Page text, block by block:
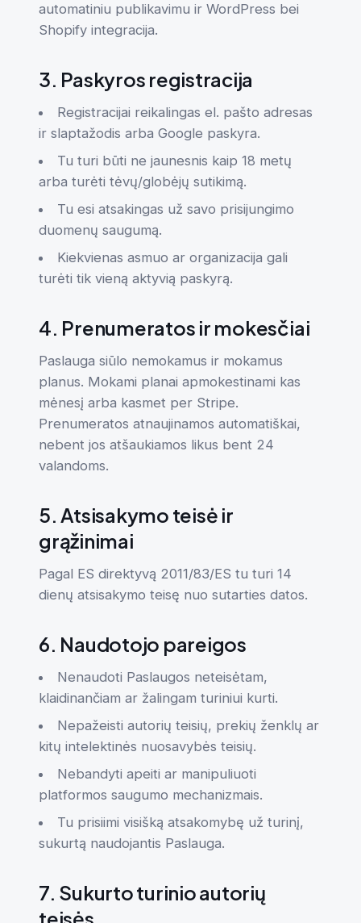
automatiniu publikavimu ir WordPress bei
Shopify integracija.
3. Paskyros registracija
Registracijai reikalingas el. pašto adresas
ir slaptažodis arba Google paskyra.
Tu turi būti ne jaunesnis kaip 18 metų
arba turėti tėvų/globėjų sutikimą.
Tu esi atsakingas už savo prisijungimo
duomenų saugumą.
Kiekvienas asmuo ar organizacija gali
turėti tik vieną aktyvią paskyrą.
4. Prenumeratos ir mokesčiai
Paslauga siūlo nemokamus ir mokamus
planus. Mokami planai apmokestinami kas
mėnesį arba kasmet per Stripe.
Prenumeratos atnaujinamos automatiškai,
nebent jos atšaukiamos likus bent 24
valandoms.
5. Atsisakymo teisė ir
grąžinimai
Pagal ES direktyvą 2011/83/ES tu turi 14
dienų atsisakymo teisę nuo sutarties datos.
6. Naudotojo pareigos
Nenaudoti Paslaugos neteisėtam,
klaidinančiam ar žalingam turiniui kurti.
Nepažeisti autorių teisių, prekių ženklų ar
kitų intelektinės nuosavybės teisių.
Nebandyti apeiti ar manipuliuoti
platformos saugumo mechanizmais.
Tu prisiimi visišką atsakomybę už turinį,
sukurtą naudojantis Paslauga.
7. Sukurto turinio autorių
teisės